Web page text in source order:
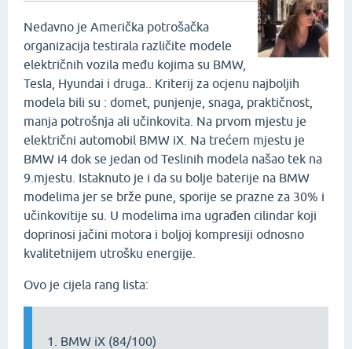
Nedavno je Američka potrošačka
organizacija testirala različite modele
električnih vozila među kojima su BMW,
Tesla, Hyundai i druga.. Kriterij za ocjenu najboljih
modela bili su : domet, punjenje, snaga, praktičnost,
manja potrošnja ali učinkovita. Na prvom mjestu je
električni automobil BMW iX. Na trećem mjestu je
BMW i4 dok se jedan od Teslinih modela našao tek na
9.mjestu. Istaknuto je i da su bolje baterije na BMW
modelima jer se brže pune, sporije se prazne za 30% i
učinkovitije su. U modelima ima ugrađen cilindar koji
doprinosi jačini motora i boljoj kompresiji odnosno
kvalitetnijem utrošku energije.
Ovo je cijela rang lista:
BMW iX (84/100)